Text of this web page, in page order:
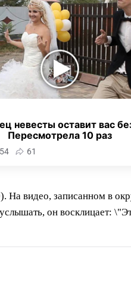
невесты оставит вас
Пересмотрела 10 раз
54 61
На видео, записанном в
он восклицает: